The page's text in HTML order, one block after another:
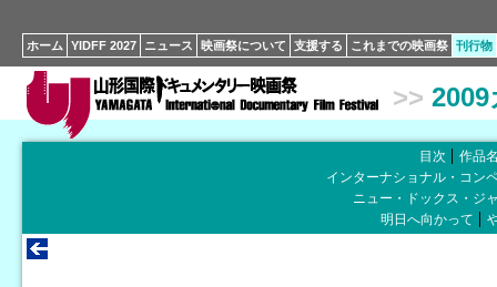
ホーム YIDFF 2027 ニュース 映画祭について 支援する これまでの映画祭 刊行物
>>
目次
作品
インターナショナル・コン
ニュー・ドックス・ジ
明日へ向かって